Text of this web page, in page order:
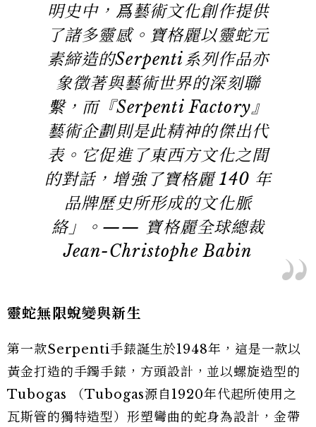
明史中，爲藝術文化創作提供
了諸多靈感。寶格麗以靈蛇元
素締造的Serpenti系列作品亦
象徵著與藝術世界的深刻聯
繫，而『Serpenti Factory』
藝術企劃則是此精神的傑出代
表。它促進了東西方文化之間
的對話，增強了寶格麗 140 年
品牌歷史所形成的文化脈
絡」。—— 寶格麗全球總裁
Jean-Christophe Babin
靈蛇無限蛻變與新生
第一款Serpenti手錶誕生於1948年，這是一款以
黃金打造的手鐲手錶，方頭設計，並以螺旋造型的
Tubogas （Tubogas源自1920年代起所使用之
瓦斯管的獨特造型）形塑彎曲的蛇身為設計，金帶